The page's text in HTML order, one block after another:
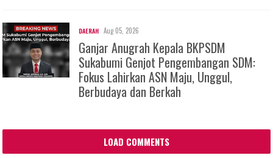
DAERAH Aug 05, 2026
Ganjar Anugrah Kepala BKPSDM
Sukabumi Genjot Pengembangan SDM:
Fokus Lahirkan ASN Maju, Unggul,
Berbudaya dan Berkah
LOAD COMMENTS